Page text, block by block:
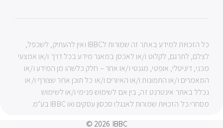
כל הזכויות למידע באתר זה שמורות לIBBC ואין להעתיק, לשכפל,
לצלם, לתרגם, לקלוט ו/או לאכסן במאגר מידע בכל דרך ו/או אמצעי
מכני, דיגיטלי, אופטי, מגנטי ו/או אחר – חלק כלשהו מן המידע ו/או
המאמרים ו/או התמונות ו/או האיורים ו/או כל תוכן אחר שצורף ו/או
נכלל באתר אינטרנט זה, בין אם לשימוש פנימי ו/או לשימוש
מסחרי.כל הזכויות שמורות לאנגלו סכסון עסקים ואו IBBC בע"מ.
© 2026 IBBC